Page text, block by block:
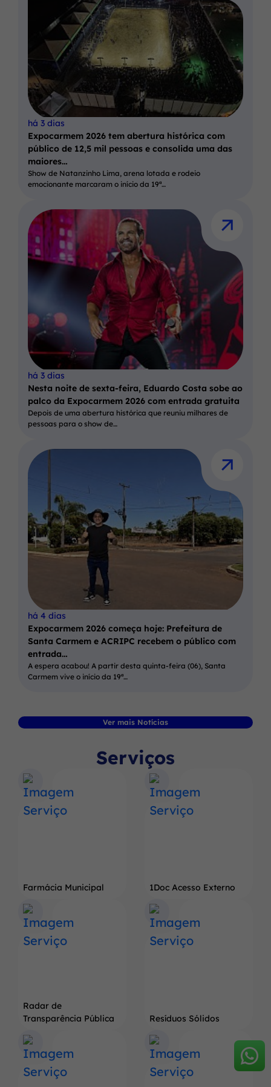
há 3 dias
Expocarmem 2026 tem abertura histórica com
público de 12,5 mil pessoas e consolida uma das
maiores…
Show de Natanzinho Lima, arena lotada e rodeio
emocionante marcaram o início da 19ª…
há 3 dias
Nesta noite de sexta-feira, Eduardo Costa sobe ao
palco da Expocarmem 2026 com entrada gratuita
Depois de uma abertura histórica que reuniu milhares de
pessoas para o show de…
há 4 dias
Expocarmem 2026 começa hoje: Prefeitura de
Santa Carmem e ACRIPC recebem o público com
entrada…
A espera acabou! A partir desta quinta-feira (06), Santa
Carmem vive o início da 19ª…
Ver mais Notícias
Serviços
Farmácia Municipal 1Doc Acesso Externo
Radar de
Transparência Pública
Resíduos Sólidos